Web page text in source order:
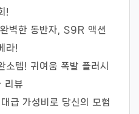
!
벽한 동반자, S9R 액션
라!
소템! 귀여움 폭발 플러시
리뷰
급 가성비로 당신의 모험